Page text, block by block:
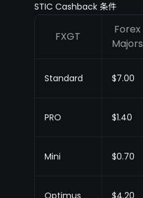
STIC Cashback 条件
FXGT
Forex
Majors
Standard $7.00
PRO $1.40
Mini $0.70